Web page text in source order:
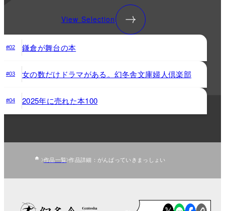
View Selection
#02 鎌倉が舞台の本
#03 女の数だけドラマがある。幻冬舎文庫婦人倶楽部
#04 2025年に売れた本100
作品一覧 作品詳細：がんばっていきまっしょい